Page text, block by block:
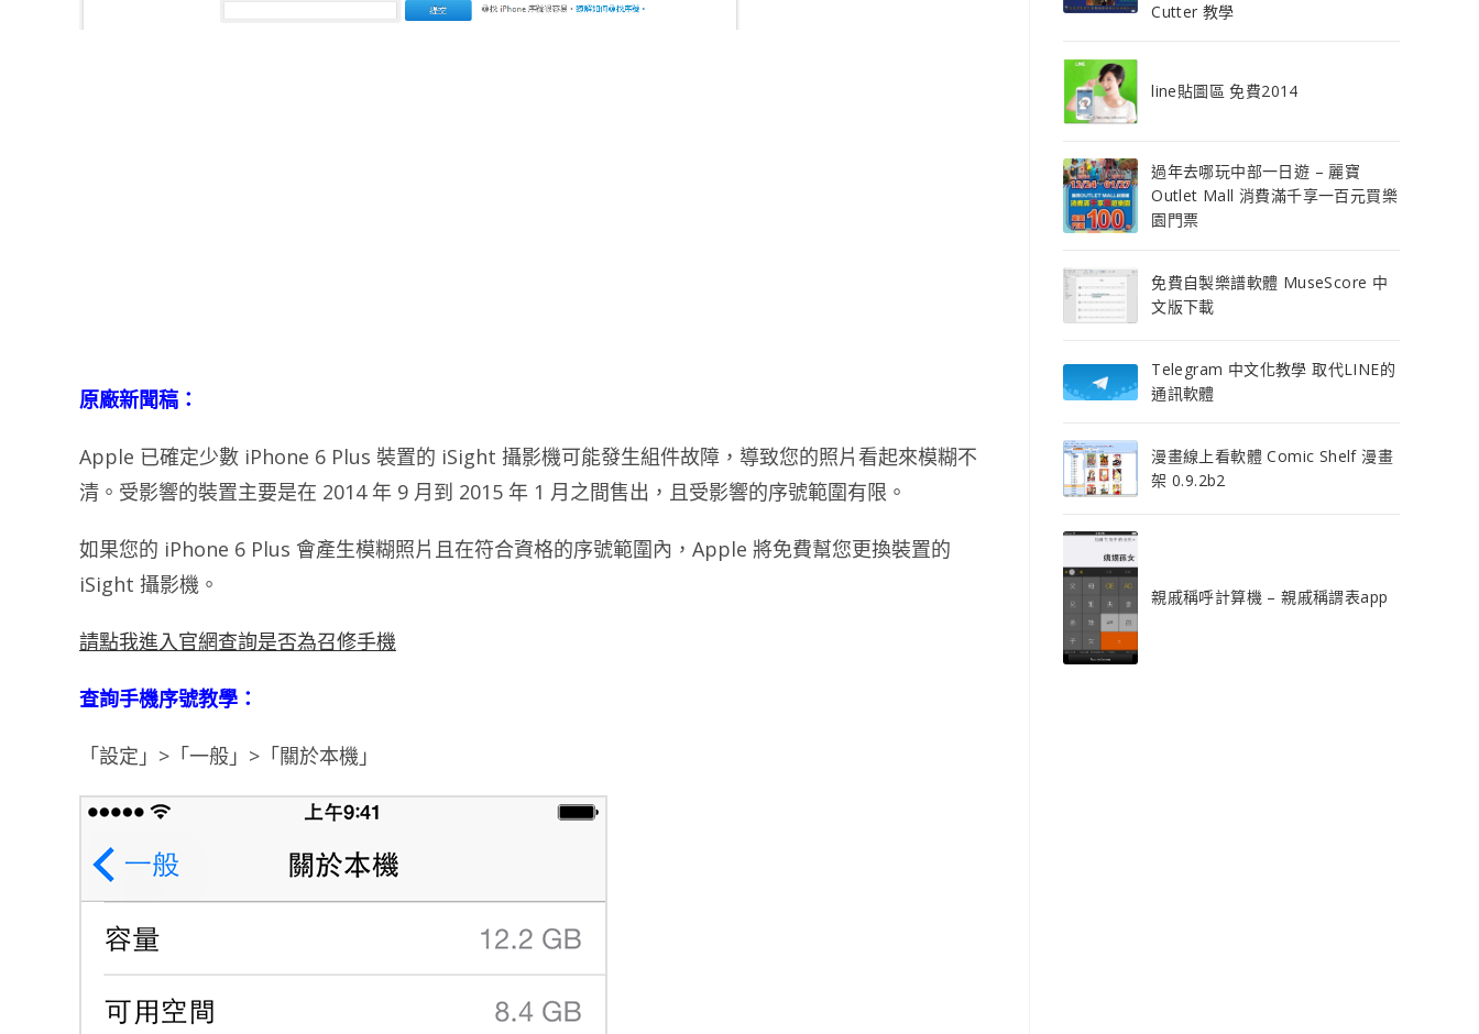
原廠新聞稿：
Apple 已確定少數 iPhone 6 Plus 裝置的 iSight 攝影機可能發生組件故障，導致您的照片看起來模糊不
清。受影響的裝置主要是在 2014 年 9 月到 2015 年 1 月之間售出，且受影響的序號範圍有限。
如果您的 iPhone 6 Plus 會產生模糊照片且在符合資格的序號範圍內，Apple 將免費幫您更換裝置的
iSight 攝影機。
請點我進入官網查詢是否為召修手機
查詢手機序號教學：
「設定」>「一般」>「關於本機」
Cutter 教學
line貼圖區 免費2014
過年去哪玩中部一日遊 – 麗寶
Outlet Mall 消費滿千享一百元買樂
園門票
免費自製樂譜軟體 MuseScore 中
文版下載
Telegram 中文化教學 取代LINE的
通訊軟體
漫畫線上看軟體 Comic Shelf 漫畫
架 0.9.2b2
親戚稱呼計算機 – 親戚稱謂表app